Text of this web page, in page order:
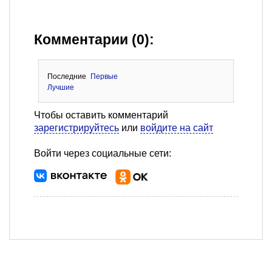
Комментарии (0):
Последние
Первые
Лучшие
Чтобы оставить комментарий
зарегистрируйтесь или войдите на сайт
Войти через социальные сети: